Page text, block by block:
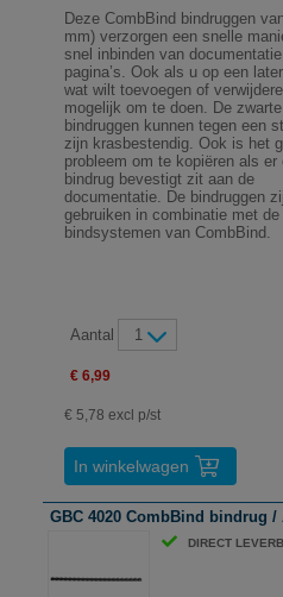
Deze CombBind bindruggen
mm) verzorgen een snelle
snel inbinden van
pagina’s. Ook als u op een
wat wilt toevoegen of
mogelijk om te doen. De zwarte
bindruggen kunnen tegen een
zijn krasbestendig. Ook is het
probleem om te kopiëren als er
bindrug bevestigt zit aan de
documentatie. De bindruggen
gebruiken in combinatie met de
bindsystemen van CombBind.
Aantal 1
€ 6,99
€ 5,78 excl p/st
In winkelwagen
GBC 4020 CombBind bindrug
DIRECT